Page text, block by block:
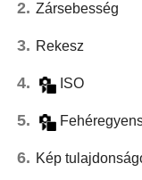
Zársebesség
Rekesz
ISO
Kép